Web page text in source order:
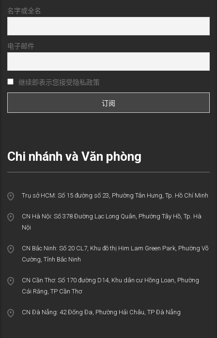
名字或全名
电子邮件
继续即表示您接受隐私政策
Chi nhánh và Văn phòng
Trụ sở HCM: Số 15 đường số 23, Phường Tân Hưng, Tp. Hồ Chí Minh
CN Hà Nội: Số 378 Đường Lạc Long Quân, Phường Tây Hồ, Tp. Hà
Nội
CN Bắc Ninh: Số 20 CL7, Khu đô thị Him Lam Green Park, Phường Võ
Cường, Tỉnh Bắc Ninh
CN Cần Thơ: Số 170 đường D14, Khu dân cư Hồng Loan, Phường
Cái Răng, TP Cần Thơ
CN Đà Nẵng: 42 Đống Đa, Phường Hải Châu, TP Đà Nẵng